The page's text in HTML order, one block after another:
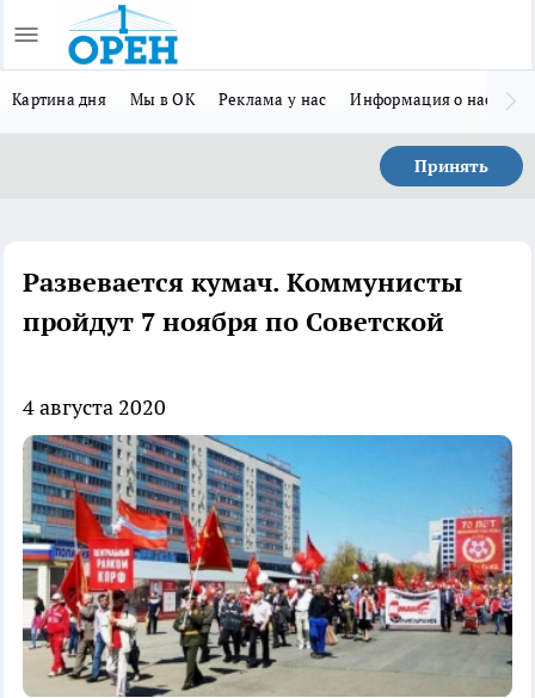
Картина дня Мы в ОК Реклама у нас Информация о нас
Принять
Развевается кумач. Коммунисты
пройдут 7 ноября по Советской
4 августа 2020